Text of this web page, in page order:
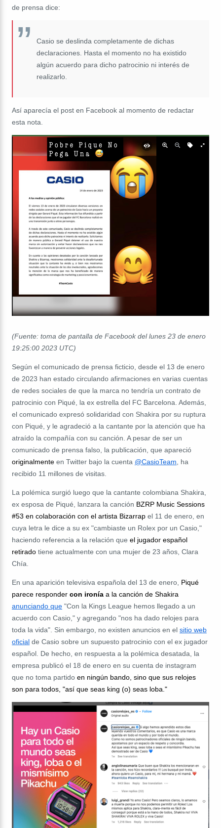
de prensa dice:
Casio se deslinda completamente de dichas
declaraciones. Hasta el momento no ha existido
algún acuerdo para dicho patrocinio ni interés de
realizarlo.
Así aparecía el post en Facebook al momento de redactar
esta nota.
(Fuente: toma de pantalla de Facebook del lunes 23 de enero
19:25:00 2023 UTC)
Según el comunicado de prensa ficticio, desde el 13 de enero
de 2023 han estado circulando afirmaciones en varias cuentas
de redes sociales de que la marca no tendría un contrato de
patrocinio con Piqué, la ex estrella del FC Barcelona. Además,
el comunicado expresó solidaridad con Shakira por su ruptura
con Piqué, y le agradeció a la cantante por la atención que ha
atraído la compañía con su canción. A pesar de ser un
comunicado de prensa falso, la publicación, que apareció
originalmente en Twitter bajo la cuenta @CasioTeam , ha
recibido 11 millones de visitas.
La polémica surgió luego que la cantante colombiana Shakira,
ex esposa de Piqué, lanzara la canción BZRP Music Sessions
#53 en colaboración con el artista Bizarrap el 11 de enero, en
cuya letra le dice a su ex "cambiaste un Rolex por un Casio,"
haciendo referencia a la relación que el jugador español
retirado tiene actualmente con una mujer de 23 años, Clara
Chía.
En una aparición televisiva española del 13 de enero, Piqué
parece responder con ironía a la canción de Shakira
anunciando que "Con la Kings League hemos llegado a un
acuerdo con Casio," y agregando "nos ha dado relojes para
toda la vida". Sin embargo, no existen anuncios en el sitio web
oficial de Casio sobre un supuesto patrocinio con el ex jugador
español . De hecho, en respuesta a la polémica desatada, la
empresa publicó el 18 de enero en su cuenta de instagram
que no toma partido en ningún bando, sino que sus relojes
son para todos, "así que seas king (o) seas loba."